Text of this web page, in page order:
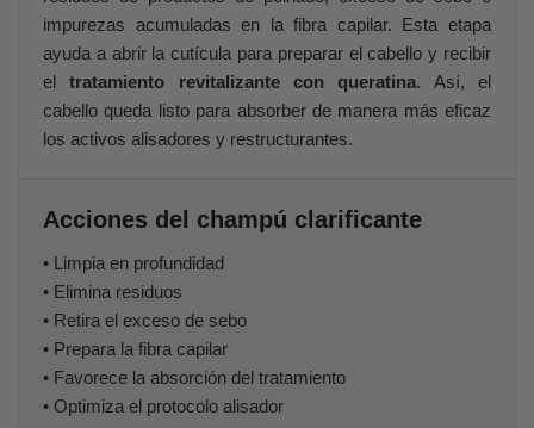
impurezas acumuladas en la fibra capilar. Esta etapa
ayuda a abrir la cutícula para preparar el cabello y recibir
eltratamiento revitalizante con queratina. Así, el
cabello queda listo para absorber de manera más eficaz
los activos alisadores y restructurantes.
Acciones del champú clarificante
• Limpia en profundidad
• Elimina residuos
• Retira el exceso de sebo
• Prepara la fibra capilar
• Favorece la absorción del tratamiento
• Optimiza el protocolo alisador